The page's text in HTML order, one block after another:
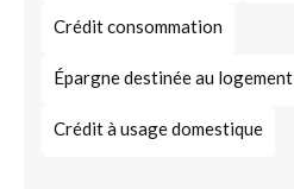
Crédit consommation
Épargne destinée au logement
Crédit à usage domestique